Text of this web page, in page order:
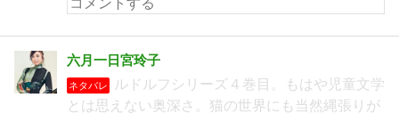
六月一日宮玲子
ネタバレ
ルドルフシリーズ４巻目。もはや児童文学
とは思えない奥深さ。猫の世界にも当然縄張りが